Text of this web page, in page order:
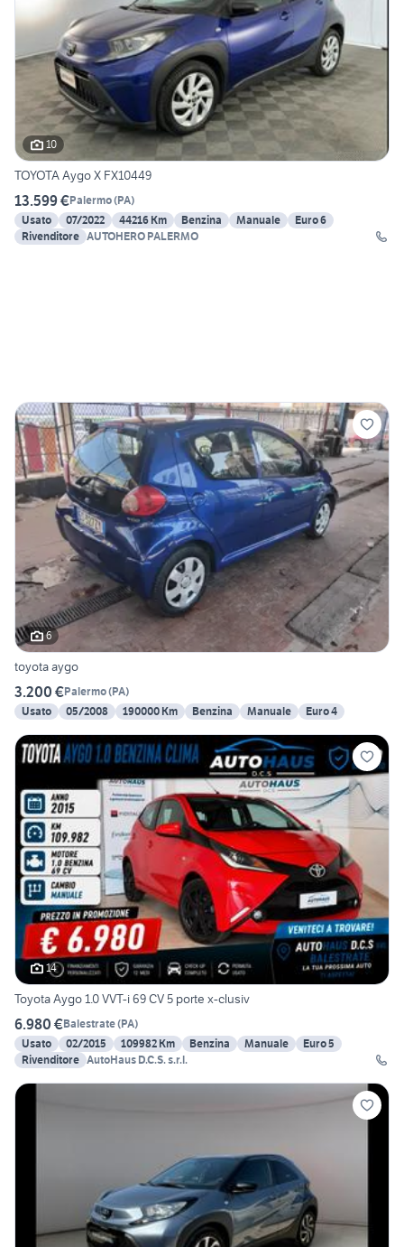
10
TOYOTA Aygo X FX10449
13.599 €Palermo(PA)
Usato
07/2022 44216 Km Benzina Manuale
Euro 6
Rivenditore AUTOHERO PALERMO
6
toyota aygo
3.200 €Palermo(PA)
Usato
05/2008 190000 Km Benzina Manuale Euro 4
14
Toyota Aygo 1.0 VVT-i 69 CV 5 porte x-clusiv
6.980 €Balestrate(PA)
Usato
02/2015 109982 Km Benzina Manuale
Euro 5
Rivenditore AutoHaus D.C.S. s.r.l.